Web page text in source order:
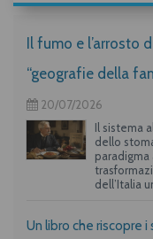
Il fumo e l’arrosto
“geografie della
20/07/2026
Il sistema
dello
dell’Italia
Un libro che riscopre